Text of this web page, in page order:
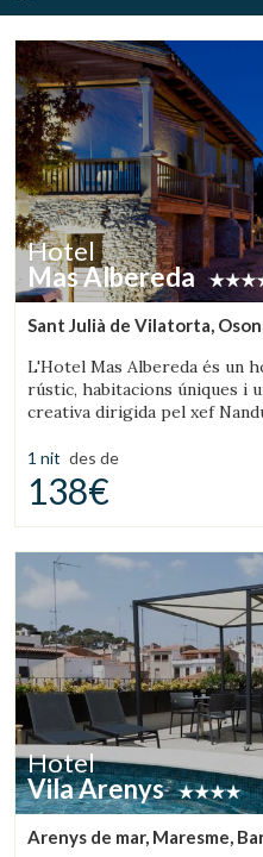
Hotel
Mas Albereda
Sant Julià de Vilatorta,
L'Hotel Mas Albereda és un
rústic, habitacions úniques i
creativa dirigida pel xef
1 nit des de
138€
Hotel
Vila Arenys
Arenys de mar, Maresme,